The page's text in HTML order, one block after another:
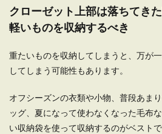
クローゼット上部は落ちてき
軽いものを収納するべき
重たいものを収納してしまうと、万が
してしまう可能性もあります。
オフシーズンの衣類や小物、普段あま
ッグ、夏になって使わなくなった毛布
い収納袋を使って収納するのがベストで